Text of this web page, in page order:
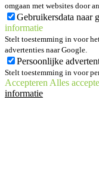
omgaan met websites door
Gebruikersdata naar
informatie
Stelt toestemming in voor
advertenties naar Google.
Persoonlijke
Stelt toestemming in voor
Accepteren Alles
informatie